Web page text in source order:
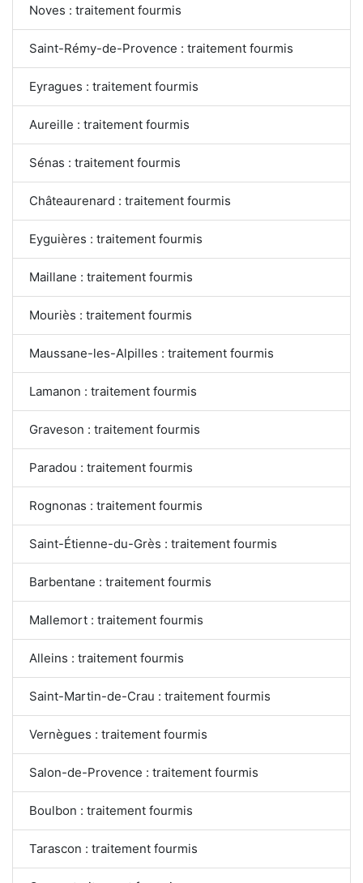
Noves : traitement fourmis
Saint-Rémy-de-Provence : traitement fourmis
Eyragues : traitement fourmis
Aureille : traitement fourmis
Sénas : traitement fourmis
Châteaurenard : traitement fourmis
Eyguières : traitement fourmis
Maillane : traitement fourmis
Mouriès : traitement fourmis
Maussane-les-Alpilles : traitement fourmis
Lamanon : traitement fourmis
Graveson : traitement fourmis
Paradou : traitement fourmis
Rognonas : traitement fourmis
Saint-Étienne-du-Grès : traitement fourmis
Barbentane : traitement fourmis
Mallemort : traitement fourmis
Alleins : traitement fourmis
Saint-Martin-de-Crau : traitement fourmis
Vernègues : traitement fourmis
Salon-de-Provence : traitement fourmis
Boulbon : traitement fourmis
Tarascon : traitement fourmis